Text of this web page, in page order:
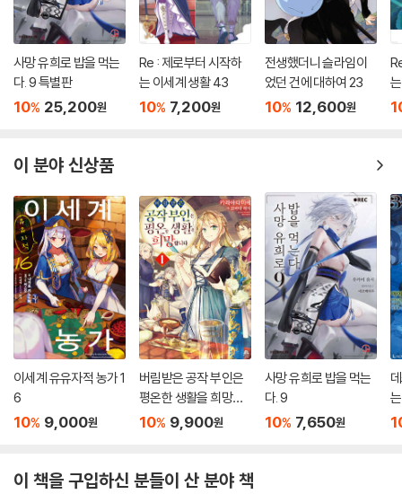
사망 유희로 밥을 먹는
다. 9 특별판
10% 25,200원
Re : 제로부터 시작하
는 이세계 생활 43
10% 7,200원
전생했더니 슬라임이
었던 건에 대하여 23
10% 12,600원
이 분야 신상품
이세계 유유자적 농가 1
6
10% 9,000원
버림받은 공작 부인은
평온한 생활을 희망합
니다 1
10% 9,900원
사망 유희로 밥을 먹는
다. 9
10% 7,650원
이 책을 구입하신 분들이 산 분야 책